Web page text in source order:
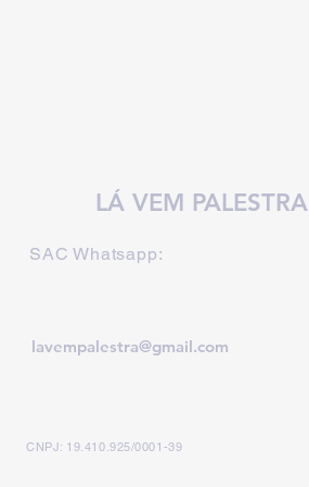
LÁ VEM PALESTRA
SAC Whatsapp:
lavempalestra@gmail.com
CNPJ: 19.410.925/0001-39